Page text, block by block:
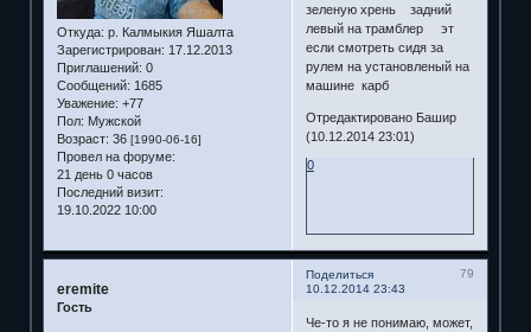
Откуда: р. Калмыкия Яшалта
Зарегистрирован: 17.12.2013
Приглашений: 0
Сообщений: 1685
Уважение: +77
Пол: Мужской
Возраст: 36 [1990-06-16]
Провел на форуме:
21 день 0 часов
Последний визит:
19.10.2022 10:00
зеленую хрень задний
левый на трамблер эт
если смотреть сидя за
рулем на установленый на
машине карб
Отредактировано Башир
(10.12.2014 23:01)
0
Поделиться
79
10.12.2014 23:43
eremite
Гость
Че-то я не понимаю, может,